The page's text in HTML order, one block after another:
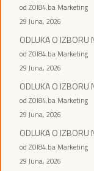
od ZOI84.ba Marketing
29 Juna, 2026
ODLUKA O IZBORU
od ZOI84.ba Marketing
29 Juna, 2026
ODLUKA O IZBORU
od ZOI84.ba Marketing
29 Juna, 2026
ODLUKA O IZBORU
od ZOI84.ba Marketing
29 Juna, 2026